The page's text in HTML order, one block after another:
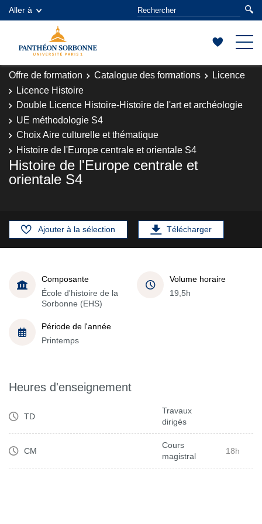
Aller à
Offre de formation Catalogue des formations
Licence
Licence Histoire
Double Licence Histoire-Histoire de l'art et archéologie
UE méthodologie S4
Choix Aire culturelle et thématique
Histoire de l'Europe centrale et orientale S4
Histoire de l'Europe centrale et
orientale S4
Ajouter à la sélection Télécharger
Composante
École d'histoire de la
Sorbonne (EHS)
Volume horaire
19,5h
Période de l'année
Printemps
Heures d'enseignement
TD
Travaux
dirigés
CM
Cours
magistral
18h